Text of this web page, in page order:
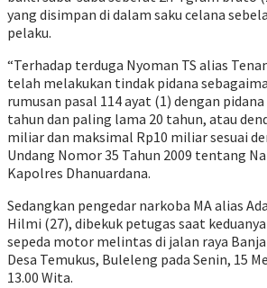
yang disimpan di dalam saku celana
pelaku.
“Terhadap terduga Nyoman TS alias
telah melakukan tindak pidana
rumusan pasal 114 ayat (1) dengan
tahun dan paling lama 20 tahun, atau
miliar dan maksimal Rp10 miliar sesuai
Undang Nomor 35 Tahun 2009 tentang
Kapolres Dhanuardana.
Sedangkan pengedar narkoba MA alias
Hilmi (27), dibekuk petugas saat
sepeda motor melintas di jalan raya
Desa Temukus, Buleleng pada Senin, 15
13.00 Wita.